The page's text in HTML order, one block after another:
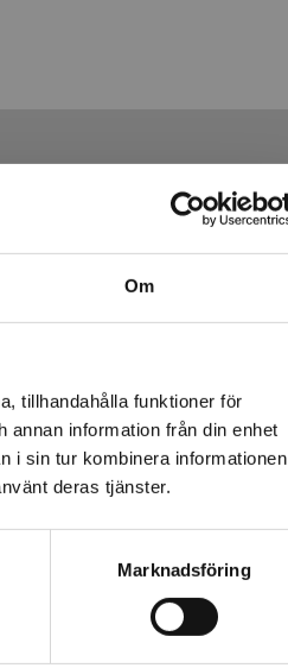
Om
tillhandahålla funktioner för
information från din enhet
i sin tur kombinera informationen
deras tjänster.
Marknadsföring